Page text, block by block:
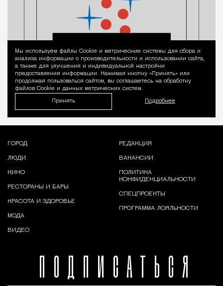
Уведомление
Мы используем файлы Сookie и метрические системы для сбора и
анализа информации о производительности и использовании сайта,
а также для улучшения и индивидуальной настройки
предоставления информации. Нажимая кнопку «Принять» или
продолжая пользоваться сайтом, вы соглашаетесь на обработку
файлов Cookie и данных метрических систем.
Принять Подробнее
ПОДПИСАТЬСЯ
ГОРОД
ЛЮДИ
КИНО
РЕСТОРАНЫ И БАРЫ
КРАСОТА И ЗДОРОВЬЕ
МОДА
ВИДЕО
РЕДАКЦИЯ
ВАКАНСИИ
ПОЛИТИКА
КОНФИДЕНЦИАЛЬНОСТИ
СПЕЦПРОЕКТЫ
ПРОГРАММА ЛОЯЛЬНОСТИ